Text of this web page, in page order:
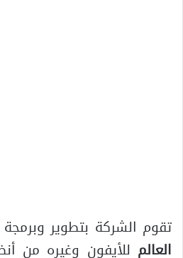
تقوم الشركة بتطوير
العالم للأيفون وغيره من